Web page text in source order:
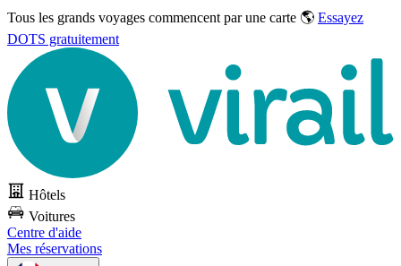
Tous les grands voyages commencent par une carte 🌎 Essayez
DOTS gratuitement
Hôtels
Voitures
Centre d'aide
Mes réservations